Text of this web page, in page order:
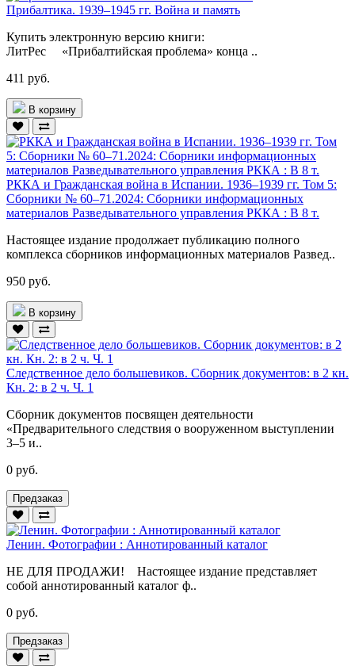
Прибалтика. 1939–1945 гг. Война и память
Купить электронную версию книги:
ЛитРес «Прибалтийская проблема» конца ..
411 руб.
В корзину
РККА и Гражданская война в Испании. 1936–1939 гг. Том 5:
Сборники № 60–71.2024: Сборники информационных
материалов Разведывательного управления РККА : В 8 т.
Настоящее издание продолжает публикацию полного
комплекса сборников информационных материалов Развед..
950 руб.
В корзину
Следственное дело большевиков. Сборник документов: в 2 кн.
Кн. 2: в 2 ч. Ч. 1
Сборник документов посвящен деятельности
«Предварительного следствия о вооруженном выступлении
3–5 и..
0 руб.
Предзаказ
Ленин. Фотографии : Аннотированный каталог
НЕ ДЛЯ ПРОДАЖИ! Настоящее издание представляет
собой аннотированный каталог ф..
0 руб.
Предзаказ